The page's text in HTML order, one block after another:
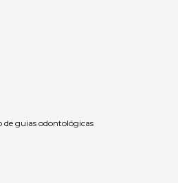
guias odontológicas